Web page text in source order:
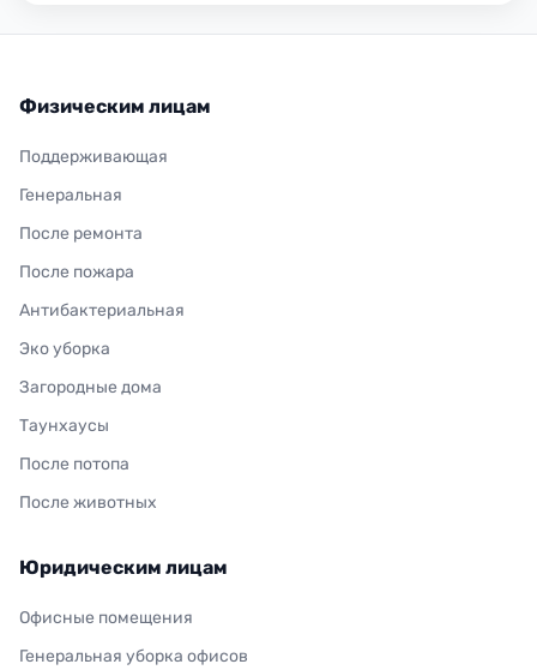
Физическим лицам
Поддерживающая
Генеральная
После ремонта
После пожара
Антибактериальная
Эко уборка
Загородные дома
Таунхаусы
После потопа
После животных
Юридическим лицам
Офисные помещения
Генеральная уборка офисов